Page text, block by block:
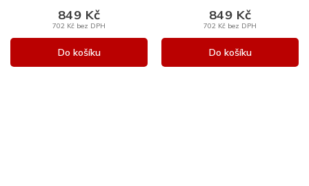
702 Kč bez DPH
849 Kč
Do košíku
702 Kč bez DPH
849 Kč
Do košíku